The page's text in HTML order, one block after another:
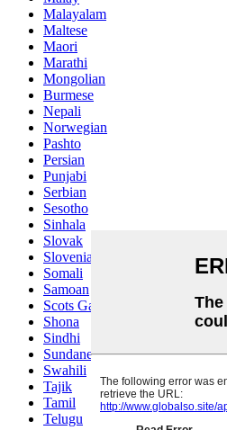
Maltese
Maori
Marathi
Mongolian
Burmese
Nepali
Norwegian
Pashto
Persian
Punjabi
Serbian
Sesotho
Sinhala
Slovak
Slovenian
Somali
Samoan
Scots Gaelic
Shona
Sindhi
Sundanese
Swahili
Tajik
Tamil
Telugu
Thai